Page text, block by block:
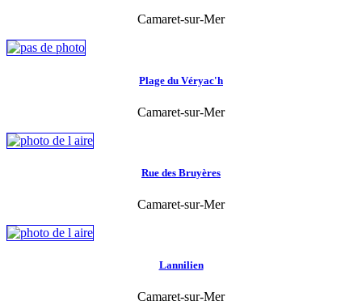
Camaret-sur-Mer
Plage du Véryac'h
Camaret-sur-Mer
Rue des Bruyères
Camaret-sur-Mer
Lannilien
Camaret-sur-Mer